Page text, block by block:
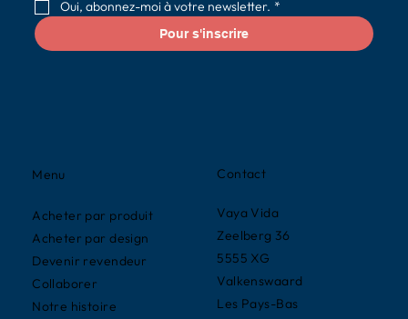
Contact
Vaya Vida
Zeelberg 36
5555 XG
Valkenswaard
Les Pays-Bas
Menu
Acheter par produit
Acheter par design
Devenir revendeur
Collaborer
Notre histoire
Oui, abonnez-moi à votre newsletter. *
Pour s'inscrire